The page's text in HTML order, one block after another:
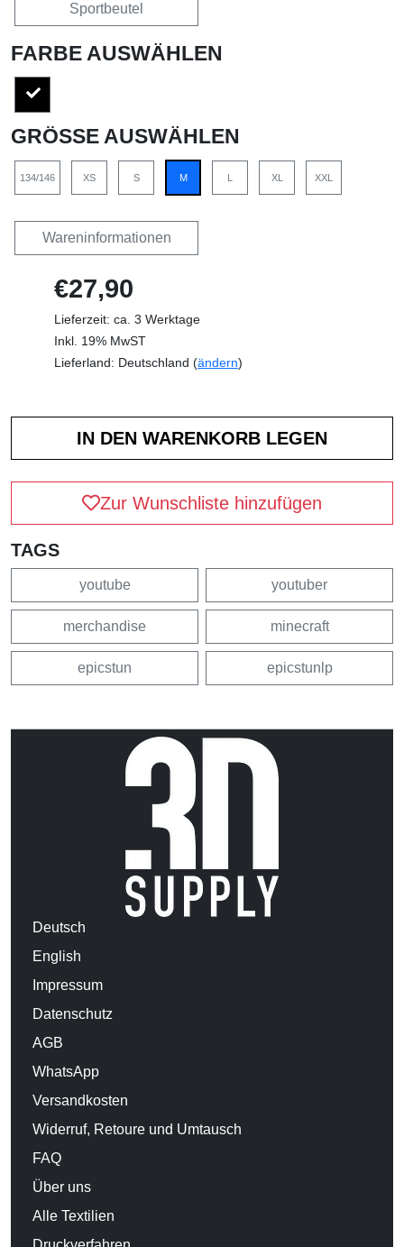
Sportbeutel
FARBE AUSWÄHLEN
GRÖSSE AUSWÄHLEN
134/146 XS S M L XL XXL
Wareninformationen
€27,90
Lieferzeit: ca. 3 Werktage
Inkl. 19% MwST
Lieferland: Deutschland (ändern)
Zur Wunschliste hinzufügen
TAGS
youtube youtuber
merchandise minecraft
epicstun epicstunlp
Deutsch
English
Impressum
Datenschutz
AGB
WhatsApp
Versandkosten
Widerruf, Retoure und Umtausch
FAQ
Über uns
Alle Textilien